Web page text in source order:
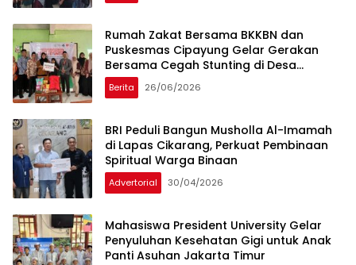
Rumah Zakat Bersama BKKBN dan
Puskesmas Cipayung Gelar Gerakan
Bersama Cegah Stunting di Desa
Tanjungbaru
Berita 26/06/2026
BRI Peduli Bangun Musholla Al-Imamah
di Lapas Cikarang, Perkuat Pembinaan
Spiritual Warga Binaan
Advertorial 30/04/2026
Mahasiswa President University Gelar
Penyuluhan Kesehatan Gigi untuk Anak
Panti Asuhan Jakarta Timur